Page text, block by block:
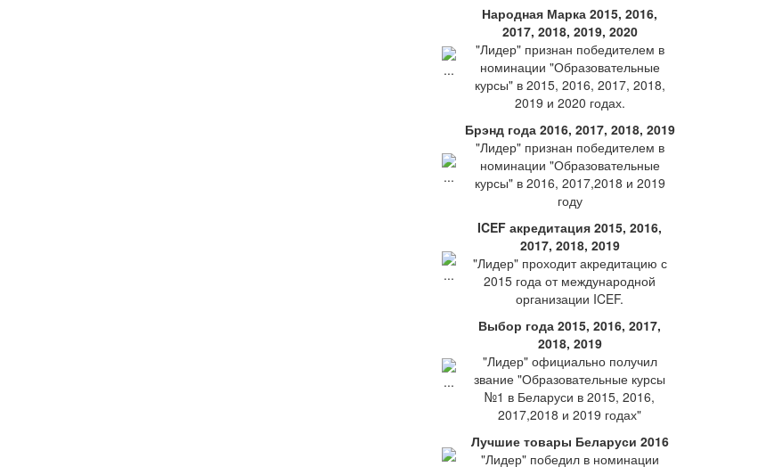
Народная Марка 2015, 2016,
2017, 2018, 2019, 2020
"Лидер" признан победителем в
номинации "Образовательные
курсы" в 2015, 2016, 2017, 2018,
2019 и 2020 годах.
Брэнд года 2016, 2017, 2018, 2019
"Лидер" признан победителем в
номинации "Образовательные
курсы" в 2016, 2017,2018 и 2019
году
ICEF акредитация 2015, 2016,
2017, 2018, 2019
"Лидер" проходит акредитацию с
2015 года от международной
организации ICEF.
Выбор года 2015, 2016, 2017,
2018, 2019
"Лидер" официально получил
звание "Образовательные курсы
№1 в Беларуси в 2015, 2016,
2017,2018 и 2019 годах"
Лучшие товары Беларуси 2016
"Лидер" победил в номинации